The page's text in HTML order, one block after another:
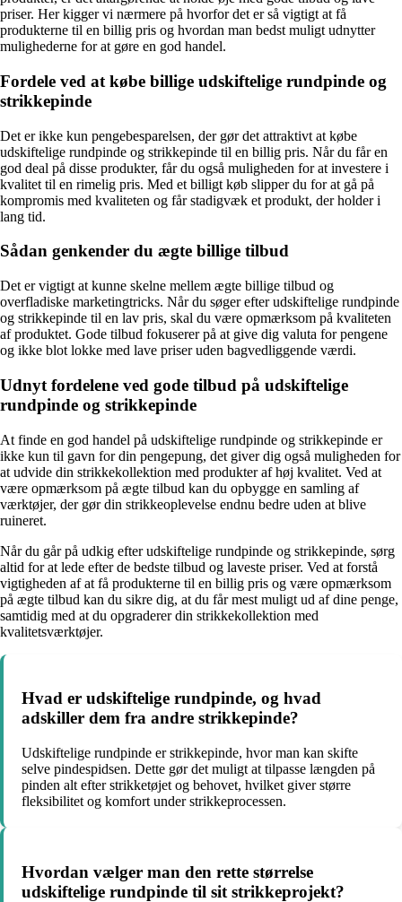
priser. Her kigger vi nærmere på hvorfor det er så vigtigt at få
produkterne til en billig pris og hvordan man bedst muligt udnytter
mulighederne for at gøre en god handel.
Fordele ved at købe billige udskiftelige rundpinde og
strikkepinde
Det er ikke kun pengebesparelsen, der gør det attraktivt at købe
udskiftelige rundpinde og strikkepinde til en billig pris. Når du får en
god deal på disse produkter, får du også muligheden for at investere i
kvalitet til en rimelig pris. Med et billigt køb slipper du for at gå på
kompromis med kvaliteten og får stadigvæk et produkt, der holder i
lang tid.
Sådan genkender du ægte billige tilbud
Det er vigtigt at kunne skelne mellem ægte billige tilbud og
overfladiske marketingtricks. Når du søger efter udskiftelige rundpinde
og strikkepinde til en lav pris, skal du være opmærksom på kvaliteten
af produktet. Gode tilbud fokuserer på at give dig valuta for pengene
og ikke blot lokke med lave priser uden bagvedliggende værdi.
Udnyt fordelene ved gode tilbud på udskiftelige
rundpinde og strikkepinde
At finde en god handel på udskiftelige rundpinde og strikkepinde er
ikke kun til gavn for din pengepung, det giver dig også muligheden for
at udvide din strikkekollektion med produkter af høj kvalitet. Ved at
være opmærksom på ægte tilbud kan du opbygge en samling af
værktøjer, der gør din strikkeoplevelse endnu bedre uden at blive
ruineret.
Når du går på udkig efter udskiftelige rundpinde og strikkepinde, sørg
altid for at lede efter de bedste tilbud og laveste priser. Ved at forstå
vigtigheden af at få produkterne til en billig pris og være opmærksom
på ægte tilbud kan du sikre dig, at du får mest muligt ud af dine penge,
samtidig med at du opgraderer din strikkekollektion med
kvalitetsværktøjer.
Hvad er udskiftelige rundpinde, og hvad
adskiller dem fra andre strikkepinde?
Udskiftelige rundpinde er strikkepinde, hvor man kan skifte
selve pindespidsen. Dette gør det muligt at tilpasse længden på
pinden alt efter strikketøjet og behovet, hvilket giver større
fleksibilitet og komfort under strikkeprocessen.
Hvordan vælger man den rette størrelse
udskiftelige rundpinde til sit strikkeprojekt?